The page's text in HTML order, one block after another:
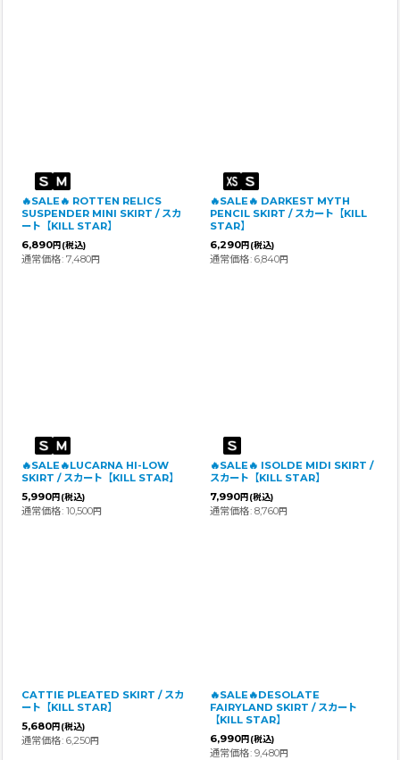
🔥SALE🔥 ROTTEN RELICS
SUSPENDER MINI SKIRT / スカ
ート【KILL STAR】
6,890円 (税込)
通常価格: 7,480円
🔥SALE🔥 DARKEST MYTH
PENCIL SKIRT / スカート【KILL
STAR】
6,290円 (税込)
通常価格: 6,840円
🔥SALE🔥LUCARNA HI-LOW
SKIRT / スカート【KILL STAR】
5,990円 (税込)
通常価格: 10,500円
🔥SALE🔥 ISOLDE MIDI SKIRT /
スカート【KILL STAR】
7,990円 (税込)
通常価格: 8,760円
CATTIE PLEATED SKIRT / スカ
ート【KILL STAR】
5,680円 (税込)
通常価格: 6,250円
🔥SALE🔥DESOLATE
FAIRYLAND SKIRT / スカート
【KILL STAR】
6,990円 (税込)
通常価格: 9,480円